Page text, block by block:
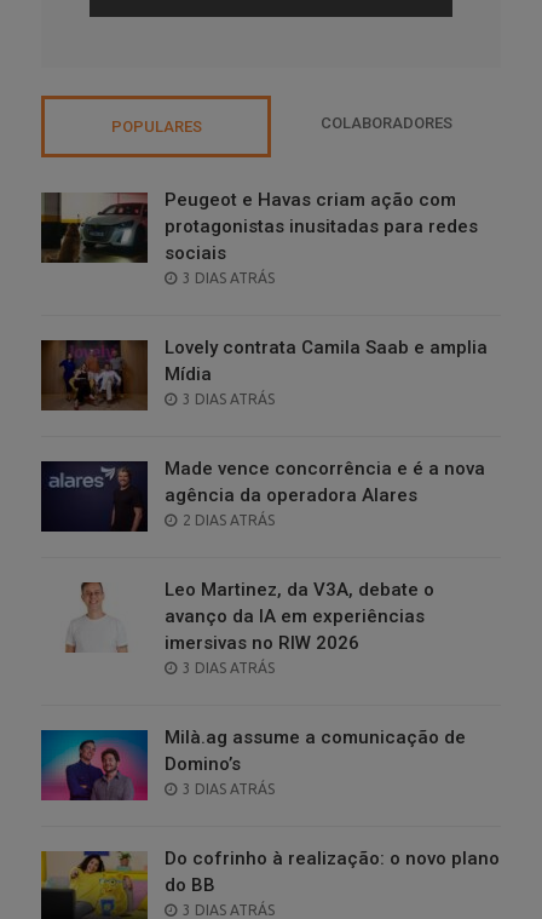
POPULARES COLABORADORES
Peugeot e Havas criam ação com
protagonistas inusitadas para redes
sociais
POSTED
3 DIAS ATRÁS
Lovely contrata Camila Saab e amplia
Mídia
POSTED
3 DIAS ATRÁS
Made vence concorrência e é a nova
agência da operadora Alares
POSTED
2 DIAS ATRÁS
Leo Martinez, da V3A, debate o
avanço da IA em experiências
imersivas no RIW 2026
POSTED
3 DIAS ATRÁS
Milà.ag assume a comunicação de
Domino’s
POSTED
3 DIAS ATRÁS
Do cofrinho à realização: o novo plano
do BB
POSTED
3 DIAS ATRÁS